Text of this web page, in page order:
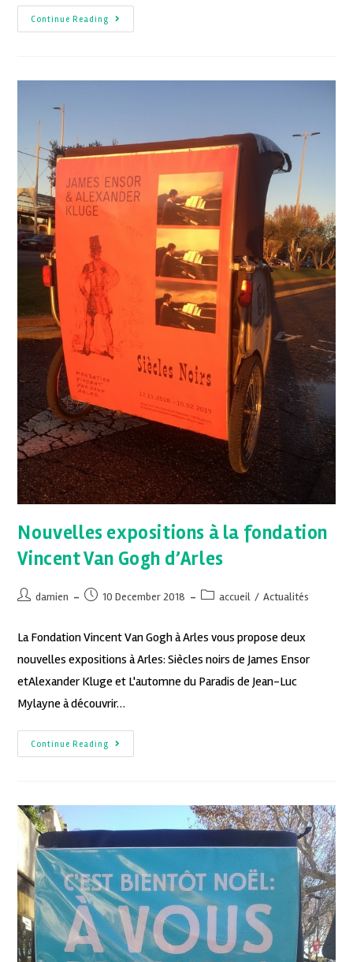
Continue Reading
Nouvelles expositions à la fondation
Vincent Van Gogh d’Arles
damien 10 December 2018 accueil / Actualités
La Fondation Vincent Van Gogh à Arles vous propose deux
nouvelles expositions à Arles: Siècles noirs de James Ensor
etAlexander Kluge et L'automne du Paradis de Jean-Luc
Mylayne à découvrir…
Continue Reading